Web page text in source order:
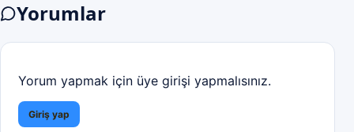
Yorumlar
Yorum yapmak için üye girişi yapmalısınız.
Giriş yap